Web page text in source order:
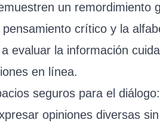
un remordimiento
crítico y la
evaluar la información
en línea.
seguros para el
opiniones diversas